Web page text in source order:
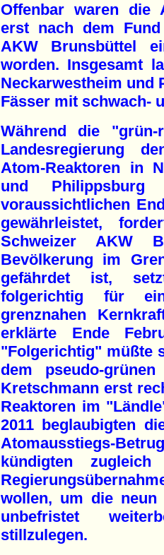
Offenbar waren die
erst nach dem
AKW Brunsbüttel
worden. Insgesamt
Neckarwestheim und
Fässer mit schwach-
Während die "grün-
Landesregierung
Atom-Reaktoren in
und
voraussichtlichen
gewährleistet,
Schweizer AKW
Bevölkerung im
gefährdet ist,
folgerichtig für
grenznahen
erklärte Ende
"Folgerichtig" müßte
dem pseudo-
Kretschmann erst
Reaktoren im
2011 beglaubigten
Atomausstiegs-
kündigten
wollen, um die neun
unbefristet
stillzulegen.